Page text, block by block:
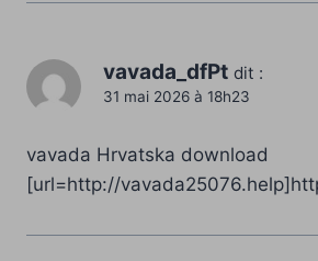
vavada_dfPt dit :
31 mai 2026 à 18h23
vavada Hrvatska download
[url=http://